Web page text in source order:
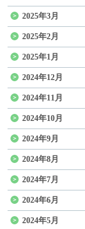
2025年3月
2025年2月
2025年1月
2024年12月
2024年11月
2024年10月
2024年9月
2024年8月
2024年7月
2024年6月
2024年5月